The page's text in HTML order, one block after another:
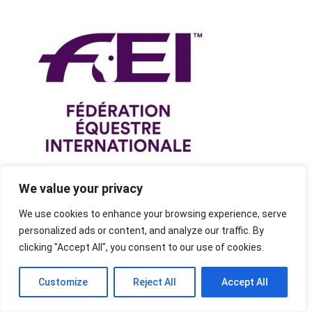
We value your privacy
We use cookies to enhance your browsing experience, serve
personalized ads or content, and analyze our traffic. By
clicking "Accept All", you consent to our use of cookies.
Customize Reject All Accept All